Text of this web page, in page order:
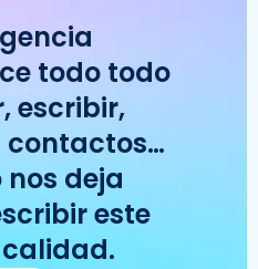
todo todo
escribir,
contactos…
nos deja
este